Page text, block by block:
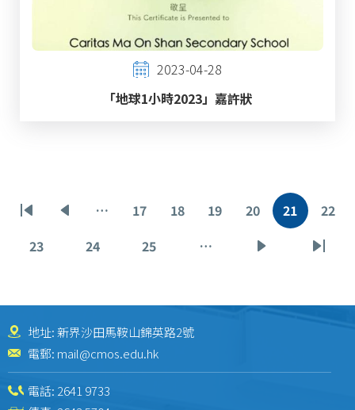
2023-04-28
「地球1小時2023」嘉許狀
Pagination
First
page
Previous
page
…
頁
面
17
頁
18
頁
19
頁
面
20
目
21
頁
22
頁
23
頁
24
頁
25 …
Last
地址: 新界沙田馬鞍山錦英路2號
電郵: mail@cmos.edu.hk
電話: 2641 9733